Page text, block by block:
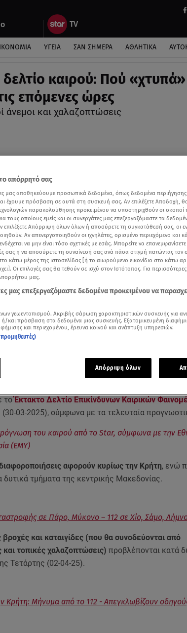
ΥΓΕΙΑ ΣΑΝ ΣΗΜΕΡΑ ΑΘΛΗΤΙΚΑ
καιρού: Πού
επόμενες ώρες
άνεμοι και χαλαζοπτώσεις
Add star.gr on Google
τοΈκτακτο Δελτίο Επικίνδυνων Καιρικών
03-2025), σύμφωνα με τα τελευταία
του καιρού από το Star, σύμφωνα με την
(ΕΜΥ)
αφορούν κυρίως την Κρήτη, ενώ
δυτικά τμήματα της κεντρικής Μακεδονίας.
σε Πάρο, Μύκονο – 112 σε Χίο, Σάμο,
βροχές και καταιγίδες (που θα συνοδεύονται από
τοπικές χαλαζοπτώσεις) προβλέπονται κατά
Τετάρτης (02-04-25).
Κρήτη: Μήνυμα από το 112 - Απεγκλωβίζουν
απόρρητό σας
μας αποθηκεύουμε προσωπικά δεδομένα, όπως δεδομένα
έχουμε πρόσβαση σε αυτά στη συσκευή σας. Αν επιλέξετε Αποδοχή,
παρακολούθησης προκειμένου να υποστηριχθούν οι σκοποί
τους οποίους εμείς και οι συνεργάτες μας επεξεργαζόμαστε τα
επιλέξετε Απόρριψη όλων όλων ή αποσύρετε τη συγκατάθεσή σας, οι
Αν απενεργοποιηθούν οι ιχνηλάτες, ορισμένο περιεχόμενο και
να μην είναι τόσο σχετικές με εσάς. Μπορείτε να
σας ή να αποσύρετε τη συναίνεσή σας ανά πάσα στιγμή πατώντας τον
κάτω μέρος της ιστοσελίδας [ή το αιωρούμενο εικονίδιο στο κάτω
Οι επιλογές σας θα τεθούν σε ισχύ στον Ιστότοπος. Για
μας.
μας επεξεργαζόμαστε δεδομένα προκειμένου να
γεωεντοπισμού. Ακριβής σάρωση χαρακτηριστικών συσκευής για
και πρόσβαση στα δεδομένα μιας συσκευής. Εξατομικευμένη
και περιεχομένου, έρευνα κοινού και ανάπτυξη υπηρεσιών.
Απόρριψη όλων